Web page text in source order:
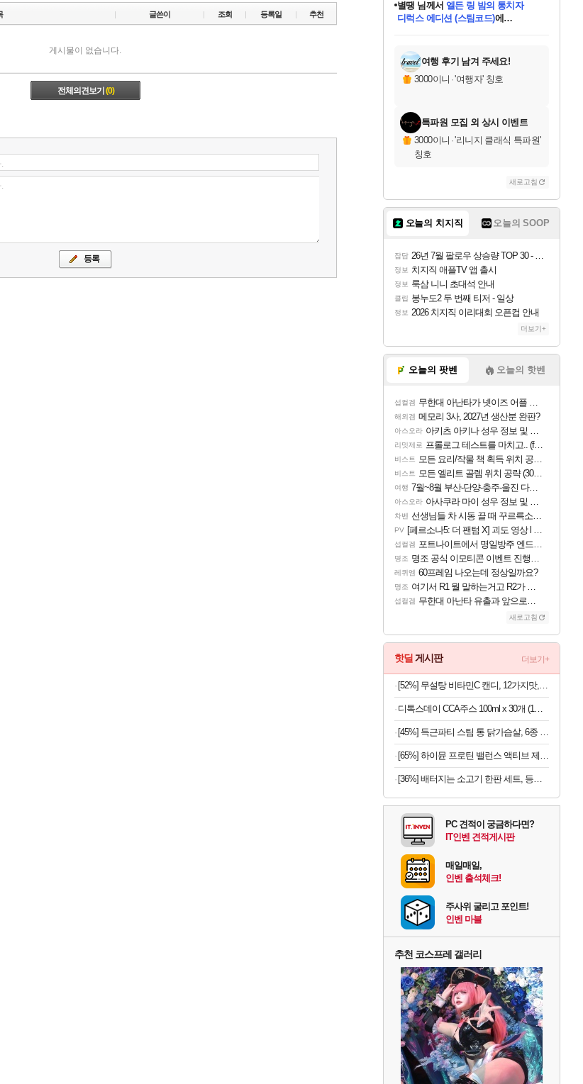
글쓴이 조회 등록일 추천
게시물이 없습니다.
전체의견보기 (0)
교환.
당첨되셨습니다.
니코 님께서 (본편포함) 데이브 더
다이버 인 더 정글 번들 (스팀코드)
당첨되셨습니다.
당첨되셨습니다.
당첨되셨습니다.
당첨되셨습니다.
당첨되셨습니다.
에디션 (스팀코드) 를 교환.
당첨되셨습니다.
여행 후기 남겨 주세요!
3000이니 ·'여행자' 칭호
특파원 모집 외 상시 이벤트
3000이니 ·'리니지 클래식 특파원'
칭호
새로고침
오늘의 치지직 오늘의 SOOP
잡담 26년 7월 팔로우 상승량 TOP 30 - 월간 치지직
정보 치지직 애플TV 앱 출시
정보 룩삼 니니 초대석 안내
클립 봉누도2 두 번째 티저 - 일상
정보 2026 치지직 이리대회 오픈컵 안내
더보기+
오늘의 팟벤 오늘의 핫벤
섭컬겜 무한대 아난타가 넷이즈 어플 달력에 일정 등록
해외겜 메모리 3사, 2027년 생산분 완판?
아스오라 아키츠 아키나 성우 정보 및 주요 필모
리밋제로 프롤로그 테스트를 마치고.. (feat. 리아)
비스트 모든 요리/작물 책 획득 위치 공략 (36개) - 미식가 도전과제
비스트 모든 엘리트 골렘 위치 공략 (30개) - 방랑 결투가
여행 7월~8월 부산-단양-충주-울진 다녀왔어요~
아스오라 아사쿠라 마이 성우 정보 및 주요 필모
차벤 선생님들 차 시동 끌 때 꾸르륵소리나는데
PV [페르소나5: 더 팬텀 X] 괴도 영상 l 타카마키 안·댄싱 스타
섭컬겜 포트나이트에서 명일방주 엔드필드 [펠리카] 판매 예정
명조 명조 공식 이모티콘 이벤트 진행해봤습니다! 참여부터 추첨까지????
레퀴엠 60프레임 나오는데 정상일까요?
명조 여기서 R1 뭘 말하는거고 R2가 뭘말하는걸까요?
섭컬겜 무한대 아난타 유출과 앞으로의 예상 (루머)
새로고침
핫딜 게시판 더보기+
[52%] 무설탕 비타민C 캔디, 12가지맛, 1kg, 1개
디톡스데이 CCA주스 100ml x 30개 (1개당 497원)
[45%] 득근파티 스팀 통 닭가슴살, 6종 혼합, 100g, 30팩
[65%] 하이뮨 프로틴 밸런스 액티브 제로, 밀크쉐이크, 250ml, 18개
[36%] 배터지는 소고기 한판 세트, 등심살 300g + 살치살 200g + 부채살 200g + 갈비살 200g + 우삼겹 300g, 1.2kg, 1세트
PC 견적이 궁금하다면?
IT인벤 견적게시판
매일매일,
인벤 출석체크!
주사위 굴리고 포인트!
인벤 마블
추천 코스프레 갤러리